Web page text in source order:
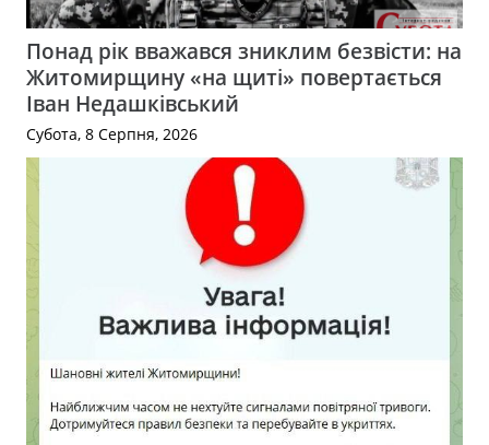
Понад рік вважався зниклим безвісти: на
Житомирщину «на щиті» повертається
Іван Недашківський
Субота, 8 Серпня, 2026